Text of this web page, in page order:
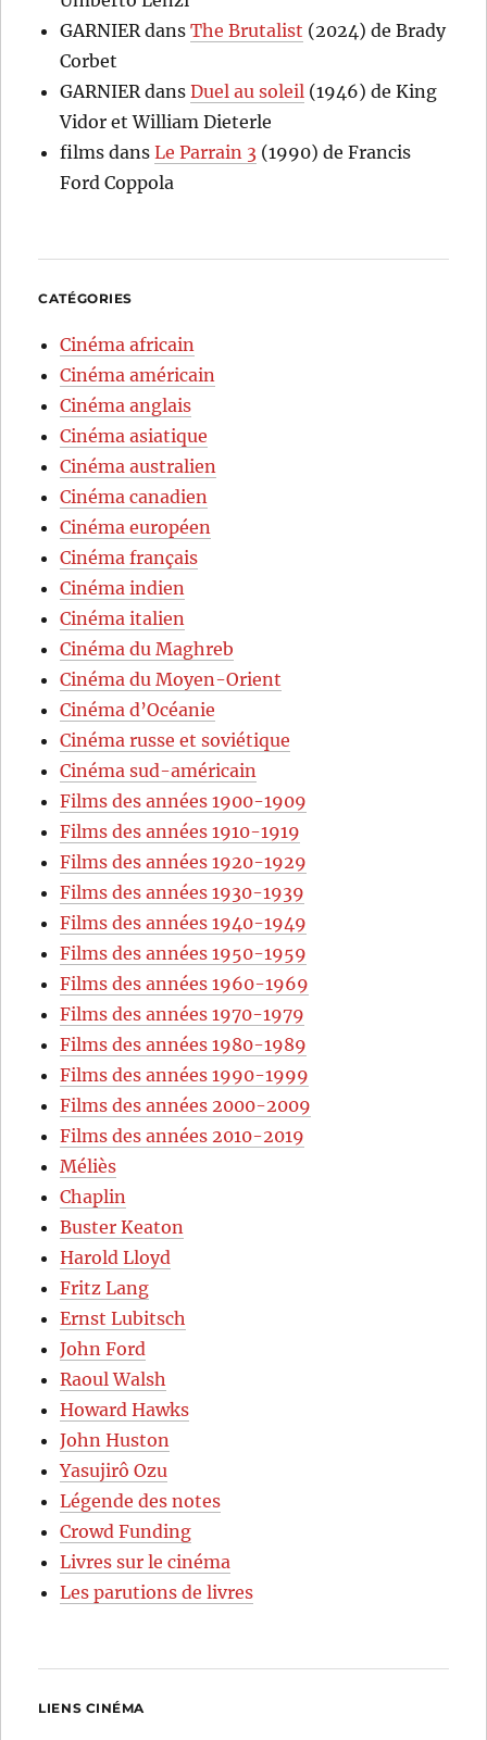
GARNIERdansThe Brutalist (2024) de Brady
Corbet
GARNIERdansDuel au soleil (1946) de King
Vidor et William Dieterle
films dansLe Parrain 3 (1990) de Francis
Ford Coppola
CATÉGORIES
Cinéma africain
Cinéma américain
Cinéma anglais
Cinéma asiatique
Cinéma australien
Cinéma canadien
Cinéma européen
Cinéma français
Cinéma indien
Cinéma italien
Cinéma du Maghreb
Cinéma du Moyen-Orient
Cinéma d’Océanie
Cinéma russe et soviétique
Cinéma sud-américain
Films des années 1900-1909
Films des années 1910-1919
Films des années 1920-1929
Films des années 1930-1939
Films des années 1940-1949
Films des années 1950-1959
Films des années 1960-1969
Films des années 1970-1979
Films des années 1980-1989
Films des années 1990-1999
Films des années 2000-2009
Films des années 2010-2019
Méliès
Chaplin
Buster Keaton
Harold Lloyd
Fritz Lang
Ernst Lubitsch
John Ford
Raoul Walsh
Howard Hawks
John Huston
Yasujirô Ozu
Légende des notes
Crowd Funding
Livres sur le cinéma
Les parutions de livres
LIENS CINÉMA